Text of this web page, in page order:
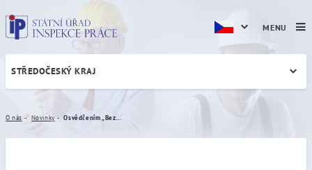
Osvědčením „Bezpečný
STŘEDOČESKÝ KRAJ
O nás Novinky
MENU